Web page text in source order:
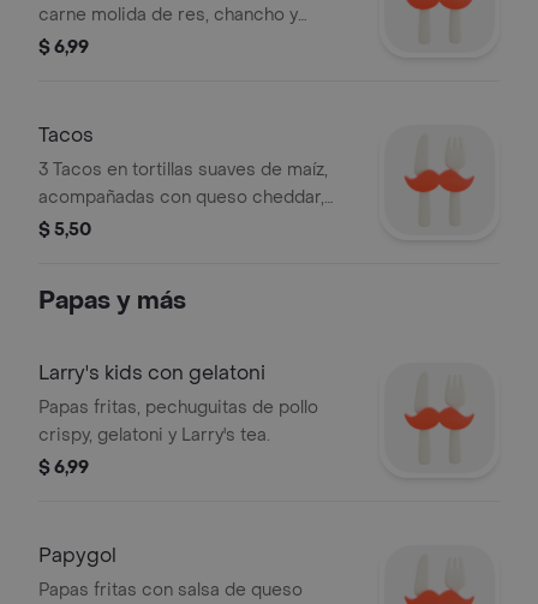
carne molida de res, chancho y
frijoles, quesos mozzarella, cheddar,
$ 6,99
Tacos
3 Tacos en tortillas suaves de maíz,
acompañadas con queso cheddar,
salsa de aguacate y pico de gallo
$ 5,50
Papas y más
Larry's kids con gelatoni
Papas fritas, pechuguitas de pollo
crispy, gelatoni y Larry's tea.
$ 6,99
Papygol
Papas fritas con salsa de queso